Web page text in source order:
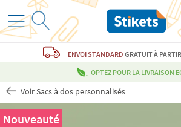
ENVOI STANDARDGRATUITÀ
OPTEZ POUR LA LIVRAISON
Voir Sacs à dos personnalisés
Nouveauté